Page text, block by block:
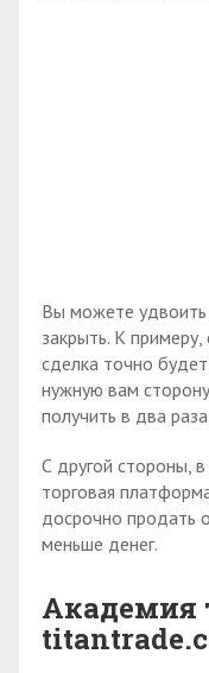
Вы можете удвоить
закрыть. К
сделка точно
нужную вам
получить в два
С другой стороны, в
торговая
досрочно продать
меньше денег.
Академия